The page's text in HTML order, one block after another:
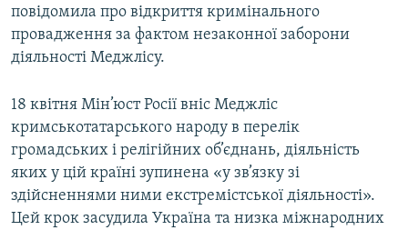
повідомила про відкриття кримінального
провадження за фактом незаконної заборони
діяльності Меджлісу.
18 квітня Мін’юст Росії вніс Меджліс
кримськотатарського народу в перелік
громадських і релігійних об’єднань, діяльність
яких у цій країні зупинена «у зв’язку зі
здійсненнями ними екстремістської діяльності».
Цей крок засудила Україна та низка міжнародних